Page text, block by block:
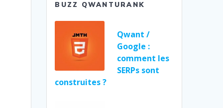
BUZZ QWANTURANK
Qwant /
Google :
comment les
SERPs sont
construites ?